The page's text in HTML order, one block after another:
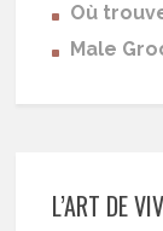
Où
Male
L’ART DE